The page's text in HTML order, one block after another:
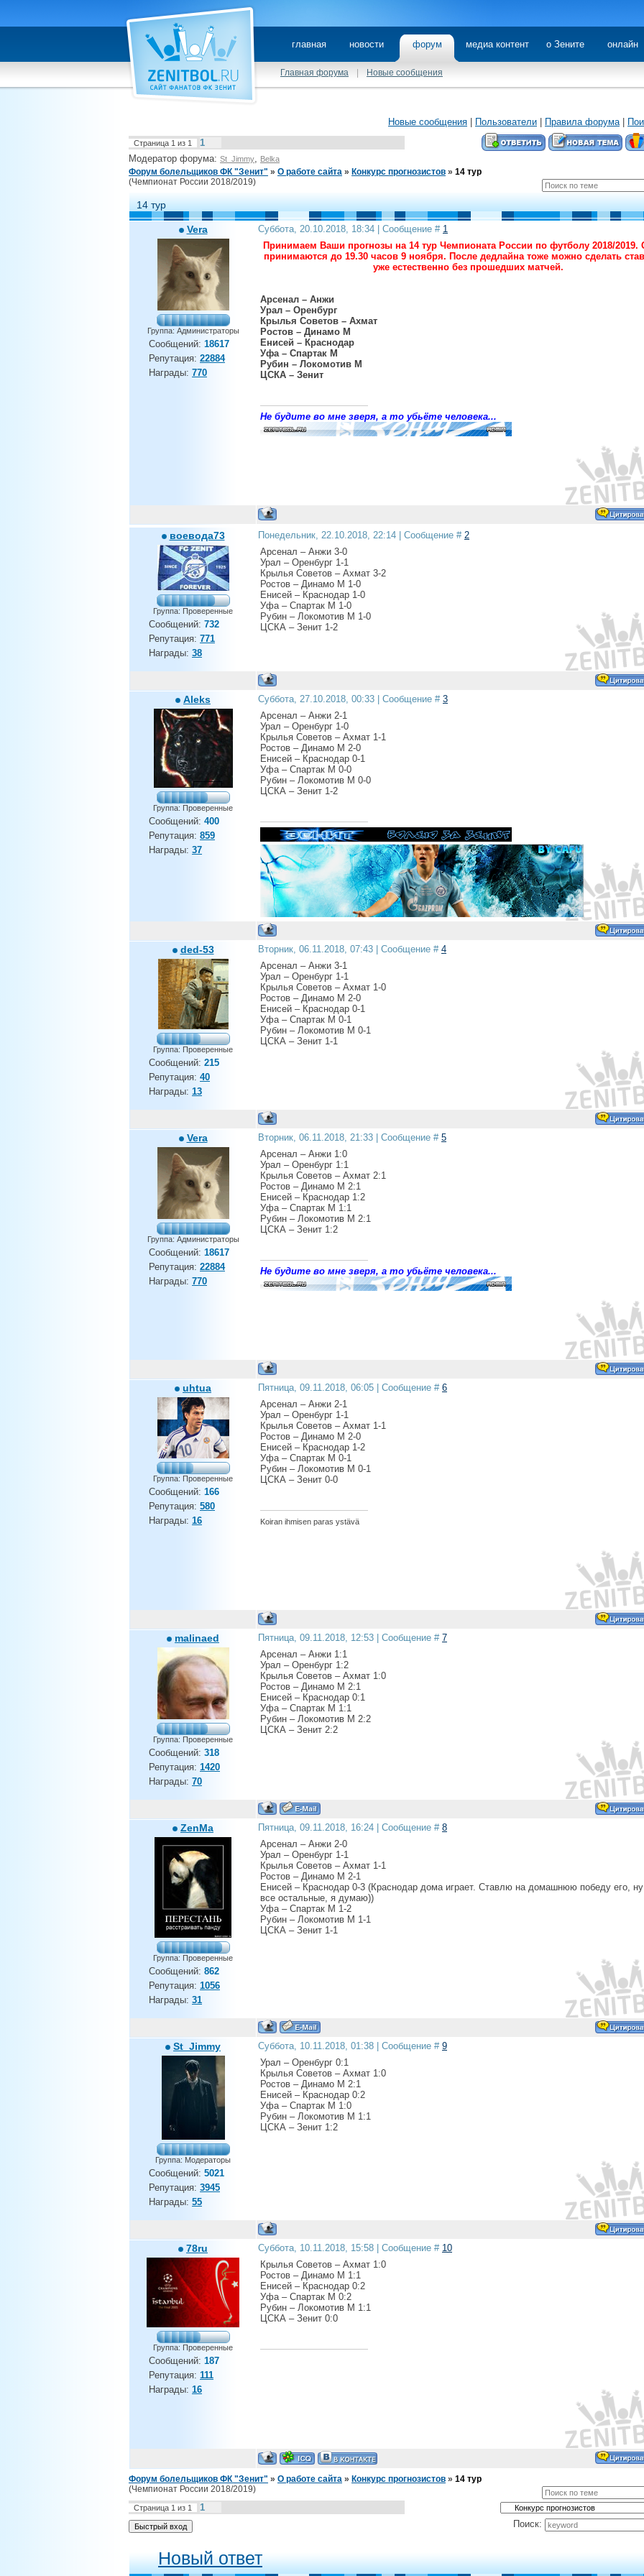
главная новости форум медиа контент о Зените онлайн
Главная форума Новые сообщения
Новые сообщения Пользователи Правила форума|
Страница 1 из 1
1
Модератор форума: St_Jimmy, Belka
Форум болельщиков ФК "Зенит" » О работе сайта » Конкурс прогнозистов » 14 тур
(Чемпионат России 2018/2019)
14 тур
Vera
Группа: Администраторы
Сообщений: 18617
Репутация: 22884
Награды: 770
Суббота, 20.10.2018, 18:34 | Сообщение # 1
Принимаем Ваши прогнозы на 14 тур Чемпионата России по футболу 2018/2019.
принимаются до 19.30 часов 9 ноября. После дедлайна тоже можно сделать
уже естественно без прошедших матчей.
Арсенал – Анжи
Урал – Оренбург
Крылья Советов – Ахмат
Ростов – Динамо М
Енисей – Краснодар
Уфа – Спартак М
Рубин – Локомотив М
ЦСКА – Зенит
Не будите во мне зверя, а то убьёте человека...
воевода73
Группа: Проверенные
Сообщений: 732
Репутация: 771
Награды: 38
Понедельник, 22.10.2018, 22:14 | Сообщение # 2
Арсенал – Анжи 3-0
Урал – Оренбург 1-1
Крылья Советов – Ахмат 3-2
Ростов – Динамо М 1-0
Енисей – Краснодар 1-0
Уфа – Спартак М 1-0
Рубин – Локомотив М 1-0
ЦСКА – Зенит 1-2
Aleks
Группа: Проверенные
Сообщений: 400
Репутация: 859
Награды: 37
Суббота, 27.10.2018, 00:33 | Сообщение # 3
Арсенал – Анжи 2-1
Урал – Оренбург 1-0
Крылья Советов – Ахмат 1-1
Ростов – Динамо М 2-0
Енисей – Краснодар 0-1
Уфа – Спартак М 0-0
Рубин – Локомотив М 0-0
ЦСКА – Зенит 1-2
ded-53
Группа: Проверенные
Сообщений: 215
Репутация: 40
Награды: 13
Вторник, 06.11.2018, 07:43 | Сообщение # 4
Арсенал – Анжи 3-1
Урал – Оренбург 1-1
Крылья Советов – Ахмат 1-0
Ростов – Динамо М 2-0
Енисей – Краснодар 0-1
Уфа – Спартак М 0-1
Рубин – Локомотив М 0-1
ЦСКА – Зенит 1-1
Vera
Группа: Администраторы
Сообщений: 18617
Репутация: 22884
Награды: 770
Вторник, 06.11.2018, 21:33 | Сообщение # 5
Арсенал – Анжи 1:0
Урал – Оренбург 1:1
Крылья Советов – Ахмат 2:1
Ростов – Динамо М 2:1
Енисей – Краснодар 1:2
Уфа – Спартак М 1:1
Рубин – Локомотив М 2:1
ЦСКА – Зенит 1:2
Не будите во мне зверя, а то убьёте человека...
uhtua
Группа: Проверенные
Сообщений: 166
Репутация: 580
Награды: 16
Пятница, 09.11.2018, 06:05 | Сообщение # 6
Арсенал – Анжи 2-1
Урал – Оренбург 1-1
Крылья Советов – Ахмат 1-1
Ростов – Динамо М 2-0
Енисей – Краснодар 1-2
Уфа – Спартак М 0-1
Рубин – Локомотив М 0-1
ЦСКА – Зенит 0-0
Koiran ihmisen paras ystävä
malinaed
Группа: Проверенные
Сообщений: 318
Репутация: 1420
Награды: 70
Пятница, 09.11.2018, 12:53 | Сообщение # 7
Арсенал – Анжи 1:1
Урал – Оренбург 1:2
Крылья Советов – Ахмат 1:0
Ростов – Динамо М 2:1
Енисей – Краснодар 0:1
Уфа – Спартак М 1:1
Рубин – Локомотив М 2:2
ЦСКА – Зенит 2:2
ZenMa
Группа: Проверенные
Сообщений: 862
Репутация: 1056
Награды: 31
Пятница, 09.11.2018, 16:24 | Сообщение # 8
Арсенал – Анжи 2-0
Урал – Оренбург 1-1
Крылья Советов – Ахмат 1-1
Ростов – Динамо М 2-1
Енисей – Краснодар 0-3 (Краснодар дома играет. Ставлю на домашнюю победу его, ну
все остальные, я думаю))
Уфа – Спартак М 1-2
Рубин – Локомотив М 1-1
ЦСКА – Зенит 1-1
St_Jimmy
Группа: Модераторы
Сообщений: 5021
Репутация: 3945
Награды: 55
Суббота, 10.11.2018, 01:38 | Сообщение # 9
Урал – Оренбург 0:1
Крылья Советов – Ахмат 1:0
Ростов – Динамо М 2:1
Енисей – Краснодар 0:2
Уфа – Спартак М 1:0
Рубин – Локомотив М 1:1
ЦСКА – Зенит 1:2
78ru
Группа: Проверенные
Сообщений: 187
Репутация: 111
Награды: 16
Суббота, 10.11.2018, 15:58 | Сообщение # 10
Крылья Советов – Ахмат 1:0
Ростов – Динамо М 1:1
Енисей – Краснодар 0:2
Уфа – Спартак М 0:2
Рубин – Локомотив М 1:1
ЦСКА – Зенит 0:0
Форум болельщиков ФК "Зенит" » О работе сайта » Конкурс прогнозистов » 14 тур
(Чемпионат России 2018/2019)
Страница 1 из 1
1
Поиск:
Новый ответ